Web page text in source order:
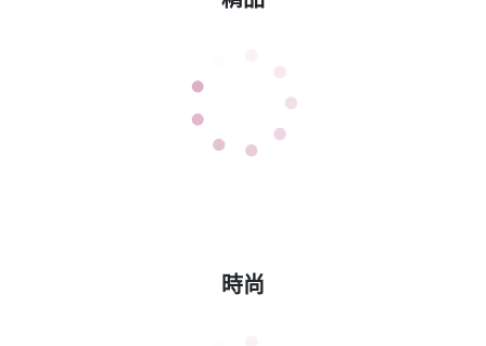
時尚